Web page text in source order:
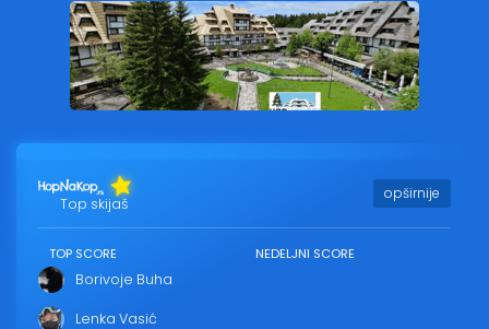
Top skijaš
opširnije
TOP SCORE
Borivoje Buha
Lenka Vasić
NEDELJNI SCORE